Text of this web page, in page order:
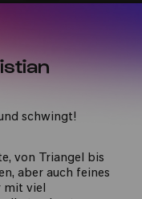
schwingt!
von Triangel bis
aber auch feines
mit viel